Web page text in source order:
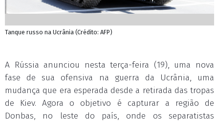
Tanque russo na Ucrânia (Crédito: AFP)
A Rússia anunciou nesta terça-feira (19), uma nova
fase de sua ofensiva na guerra da Ucrânia, uma
mudança que era esperada desde a retirada das tropas
de Kiev. Agora o objetivo é capturar a região de
Donbas, no leste do país, onde os separatistas